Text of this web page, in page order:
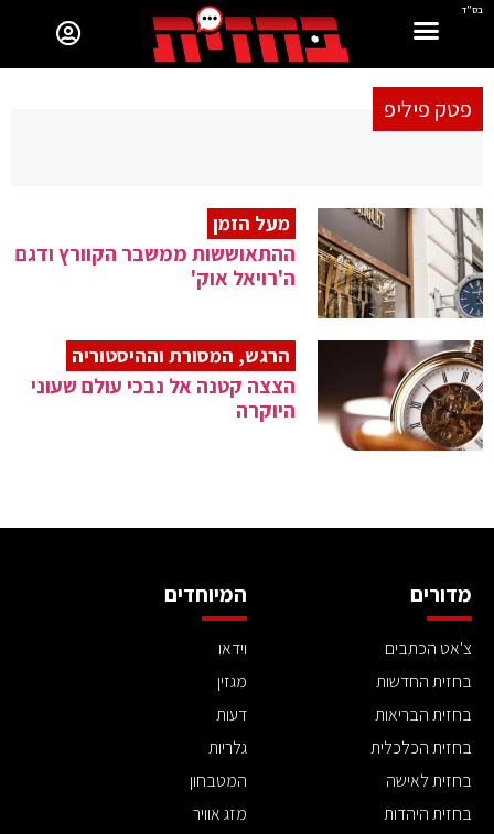
בס"ד
פטק פיליפ
מעל הזמן
ההתאוששות ממשבר הקוורץ ודגם
ה'רויאל אוק'
הרגש, המסורת וההיסטוריה
הצצה קטנה אל נבכי עולם שעוני
היוקרה
מדורים
צ'אט הכתבים
בחזית החדשות
בחזית הבריאות
בחזית הכלכלית
בחזית לאישה
בחזית היהדות
המיוחדים
וידאו
מגזין
דעות
גלריות
המטבחון
מזג אוויר